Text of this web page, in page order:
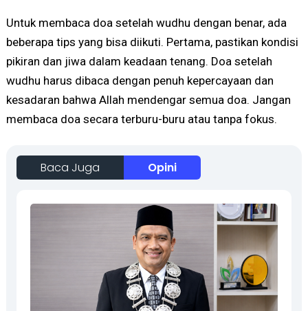
Untuk membaca doa setelah wudhu dengan benar, ada
beberapa tips yang bisa diikuti. Pertama, pastikan kondisi
pikiran dan jiwa dalam keadaan tenang. Doa setelah
wudhu harus dibaca dengan penuh kepercayaan dan
kesadaran bahwa Allah mendengar semua doa. Jangan
membaca doa secara terburu-buru atau tanpa fokus.
Baca Juga Opini